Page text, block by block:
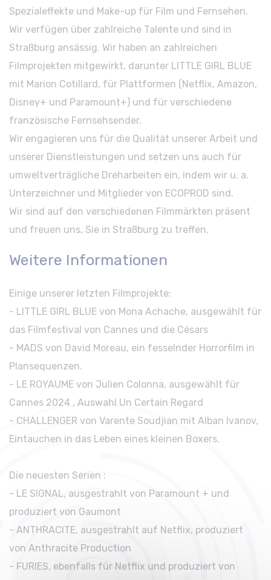
Spezialeffekte und Make-up für Film und Fernsehen.
Wir verfügen über zahlreiche Talente und sind in
Straßburg ansässig. Wir haben an zahlreichen
Filmprojekten mitgewirkt, darunter LITTLE GIRL BLUE
mit Marion Cotillard, für Plattformen (Netflix, Amazon,
Disney+ und Paramount+) und für verschiedene
französische Fernsehsender.
Wir engagieren uns für die Qualität unserer Arbeit und
unserer Dienstleistungen und setzen uns auch für
umweltverträgliche Dreharbeiten ein, indem wir u. a.
Unterzeichner und Mitglieder von ECOPROD sind.
Wir sind auf den verschiedenen Filmmärkten präsent
und freuen uns, Sie in Straßburg zu treffen.
Weitere Informationen
Einige unserer letzten Filmprojekte:
- LITTLE GIRL BLUE von Mona Achache, ausgewählt für
das Filmfestival von Cannes und die Césars
- MADS von David Moreau, ein fesselnder Horrorfilm in
Plansequenzen.
- LE ROYAUME von Julien Colonna, ausgewählt für
Cannes 2024 , Auswahl Un Certain Regard
- CHALLENGER von Varente Soudjian mit Alban Ivanov,
Eintauchen in das Leben eines kleinen Boxers.
Die neuesten Serien :
- LE SIGNAL, ausgestrahlt von Paramount + und
produziert von Gaumont
- ANTHRACITE, ausgestrahlt auf Netflix, produziert
von Anthracite Production
- FURIES, ebenfalls für Netflix und produziert von